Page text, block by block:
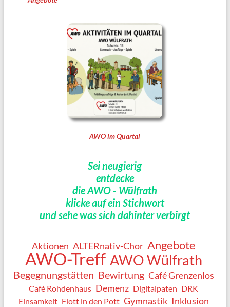
AWO im Quartal
Sei neugierig
entdecke
die AWO - Wülfrath
klicke auf ein Stichwort
und sehe was sich dahinter verbirgt
Aktionen ALTERnativ-Chor Angebote
AWO-Treff AWO Wülfrath
Begegnungstätten Bewirtung Café Grenzenlos
Café Rohdenhaus Demenz Digitalpaten DRK
Einsamkeit Flott in den Pott Gymnastik Inklusion